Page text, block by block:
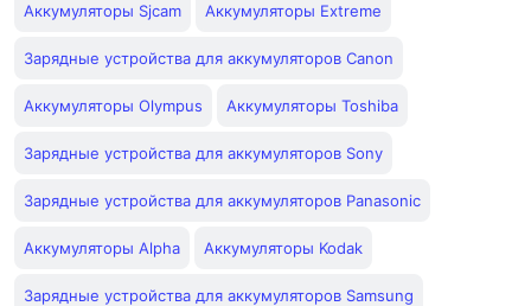
Аккумуляторы Sjcam Аккумуляторы Extreme
Зарядные устройства для аккумуляторов Canon
Аккумуляторы Olympus Аккумуляторы Toshiba
Зарядные устройства для аккумуляторов Sony
Зарядные устройства для аккумуляторов Panasonic
Аккумуляторы Alpha Аккумуляторы Kodak
Зарядные устройства для аккумуляторов Samsung